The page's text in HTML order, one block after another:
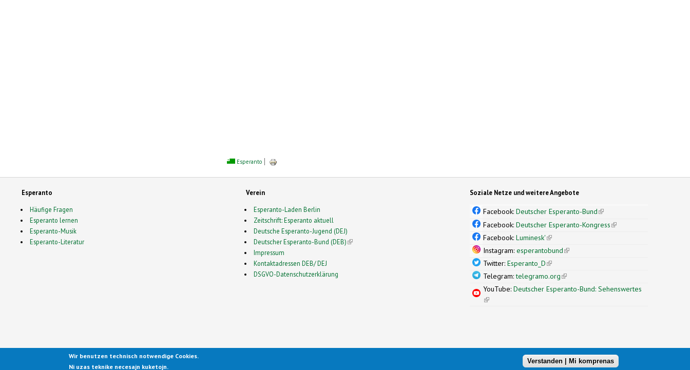
Esperanto
Esperanto
Häufige Fragen
Esperanto lernen
Esperanto-Musik
Esperanto-Literatur
Verein
Esperanto-Laden Berlin
Zeitschrift: Esperanto aktuell
Deutsche Esperanto-Jugend (DEJ)
Deutscher Esperanto-Bund (DEB)(link is external)
Impressum
Kontaktadressen DEB/ DEJ
DSGVO-Datenschutzerklärung
Soziale Netze und weitere Angebote
Facebook:Deutscher Esperanto-Bund(link is external)
Facebook:Deutscher Esperanto-Kongress(link is external)
Facebook:Luminesk'(link is external)
Instagram:esperantobund(link is external)
Twitter:Esperanto_D(link is external)
Telegram:telegramo.org(link is external)
YouTube:Deutscher Esperanto-Bund: Sehenswertes
(link is external)
Ported to Drupal for the Open Source Community by
Simple Themes(link is external)
.
Wir benutzen technisch notwendige Cookies.
Ni uzas teknike necesajn kuketojn.
Verstanden | Mi komprenas